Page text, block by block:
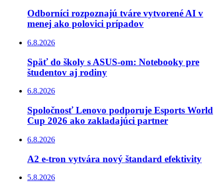
Odborníci rozpoznajú tváre vytvorené AI v
menej ako polovici prípadov
6.8.2026
Späť do školy s ASUS-om: Notebooky pre
študentov aj rodiny
6.8.2026
Spoločnosť Lenovo podporuje Esports World
Cup 2026 ako zakladajúci partner
6.8.2026
A2 e-tron vytvára nový štandard efektivity
5.8.2026